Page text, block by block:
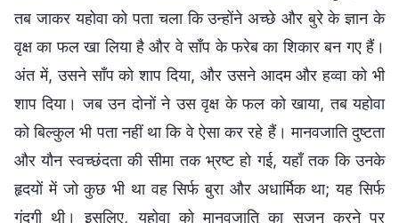
तब जाकर यहोवा को पता चला कि उन्होंने अच्छे और बुरे के ज्ञान के
वृक्ष का फल खा लिया है और वे साँप के फरेब का शिकार बन गए हैं।
अंत में, उसने साँप को शाप दिया, और उसने आदम और हव्वा को भी
शाप दिया। जब उन दोनों ने उस वृक्ष के फल को खाया, तब यहोवा
को बिल्कुल भी पता नहीं था कि वे ऐसा कर रहे हैं। मानवजाति दुष्टता
और यौन स्वच्छंदता की सीमा तक भ्रष्ट हो गई, यहाँ तक कि उनके
हृदयों में जो कुछ भी था वह सिर्फ बुरा और अधार्मिक था; यह सिर्फ
गंदगी थी। इसलिए, यहोवा को मानवजाति का सृजन करने पर